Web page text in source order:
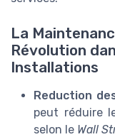
La
Révolution
Installations
Reduction
peut réduire
selon le Wall